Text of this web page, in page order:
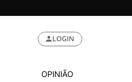
LOGIN
OPINIÃO